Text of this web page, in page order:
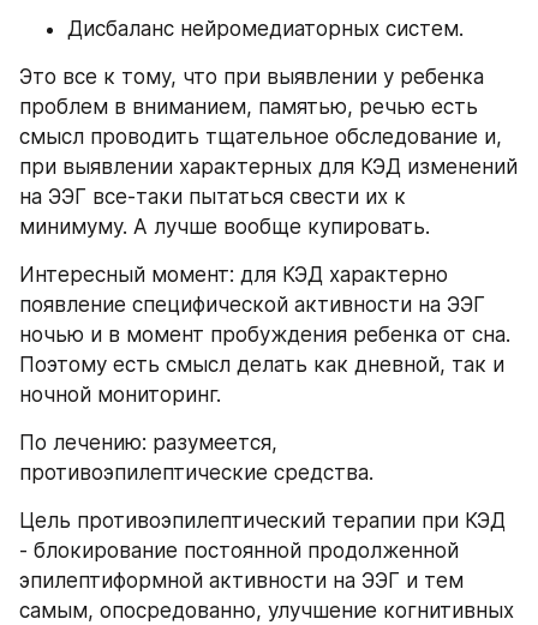
Дисбаланс нейромедиаторных систем.
Это все к тому, что при выявлении у ребенка
проблем в вниманием, памятью, речью есть
смысл проводить тщательное обследование и,
при выявлении характерных для КЭД изменений
на ЭЭГ все-таки пытаться свести их к
минимуму. А лучше вообще купировать.
Интересный момент: для КЭД характерно
появление специфической активности на ЭЭГ
ночью и в момент пробуждения ребенка от сна.
Поэтому есть смысл делать как дневной, так и
ночной мониторинг.
По лечению: разумеется,
противоэпилептические средства.
Цель противоэпилептический терапии при КЭД
- блокирование постоянной продолженной
эпилептиформной активности на ЭЭГ и тем
самым, опосредованно, улучшение когнитивных